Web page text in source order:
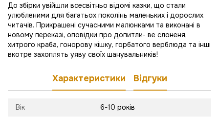
До збірки увійшли всесвітньо відомі казки, що стали
улюбленими для багатьох поколінь маленьких і дорослих
читачів. Прикрашені сучасними малюнками та виконані в
новому переказі, оповідки про допитли- ве слоненя,
хитрого краба, гонорову кішку, горбатого верблюда та інші
вкотре захоплять уяву своїх шанувальників!
Характеристики Відгуки
Вік 6-10 років